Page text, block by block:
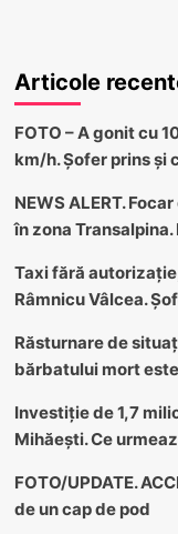
Articole
FOTO – A gonit cu
km/h. Șofer prins și
NEWS ALERT.
în zona
Taxi fără
Râmnicu Vâlcea.
Răsturnare de
bărbatului mort
Investiție de 1,7
Mihăești. Ce
FOTO/UPDATE.
de un cap de pod